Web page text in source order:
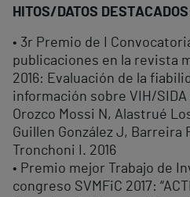
HITOS/DATOS
• 3r Premio de I
publicaciones en la revista
2016: Evaluación de la
información sobre VIH/SIDA
Orozco Mossi N, Alastrué
Guillen González J, Barreira
Tronchoni I. 2016
• Premio mejor Trabajo de
congreso SVMFiC 2017: